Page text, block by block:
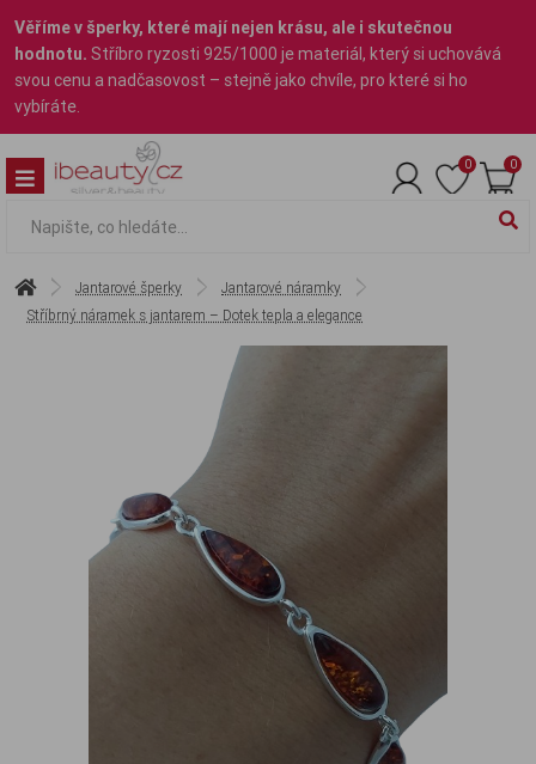
Věříme v šperky, které mají nejen krásu, ale i skutečnou
hodnotu. Stříbro ryzosti 925/1000 je materiál, který si uchovává
svou cenu a nadčasovost – stejně jako chvíle, pro které si ho
vybíráte.
0 0
Jantarové šperky
Jantarové náramky
Stříbrný náramek s jantarem – Dotek tepla a elegance